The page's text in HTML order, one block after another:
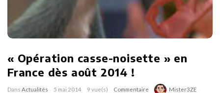
« Opération casse-noisette » en
France dès août 2014 !
Dans Actualités 5 mai 2014 9 vue(s) Commentaire Mister3ZE